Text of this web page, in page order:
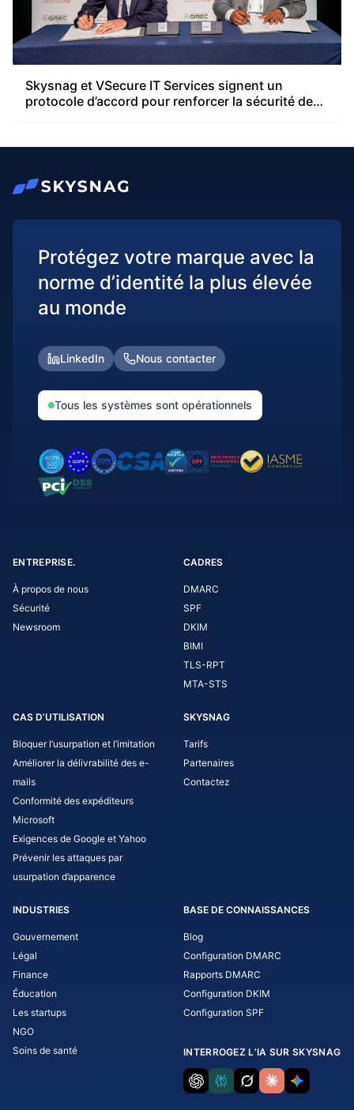
Skysnag et VSecure IT Services signent un
protocole d’accord pour renforcer la sécurité des
Protégez votre marque avec la
norme d’identité la plus élevée
au monde
LinkedIn Nous contacter
Tous les systèmes sont opérationnels
ENTREPRISE.
À propos de nous
Sécurité
Newsroom
CADRES
DMARC
SPF
DKIM
BIMI
TLS-RPT
MTA-STS
CAS D’UTILISATION
Bloquer l’usurpation et l’imitation
Améliorer la délivrabilité des e-
mails
Conformité des expéditeurs
Microsoft
Exigences de Google et Yahoo
Prévenir les attaques par
usurpation d’apparence
SKYSNAG
Tarifs
Partenaires
Contactez
INDUSTRIES
Gouvernement
Légal
Finance
Éducation
Les startups
NGO
Soins de santé
BASE DE CONNAISSANCES
Blog
Configuration DMARC
Rapports DMARC
Configuration DKIM
Configuration SPF
INTERROGEZ L’IA SUR SKYSNAG